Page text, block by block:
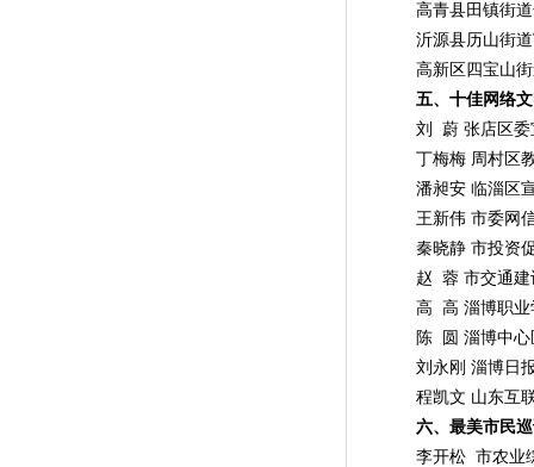
高青县田镇街道
沂源县历山街道
高新区四宝山街
五、十佳网络
刘 蔚 张店区委
丁梅梅 周村区教
潘昶安 临淄区宣
王新伟 市委网信
秦晓静 市投资
赵 蓉 市交通建
高 高 淄博职业
陈 圆 淄博中心
刘永刚 淄博日报
程凯文 山东互联
六、最美市民
李开松 市农业综